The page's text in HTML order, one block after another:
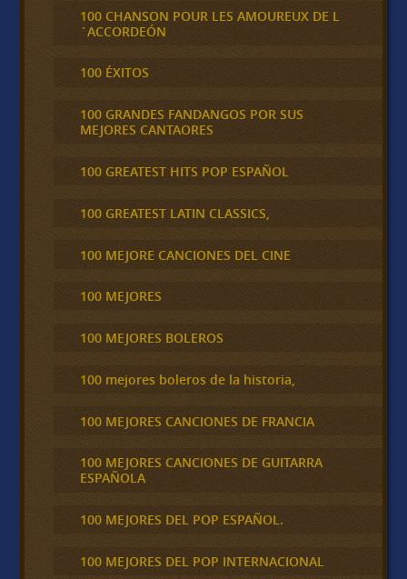
100 CHANSON POUR LES AMOUREUX DE L
´ACCORDEÓN
100 ÉXITOS
100 GRANDES FANDANGOS POR SUS
MEJORES CANTAORES
100 GREATEST HITS POP ESPAÑOL
100 GREATEST LATIN CLASSICS,
100 MEJORE CANCIONES DEL CINE
100 MEJORES
100 MEJORES BOLEROS
100 mejores boleros de la historia,
100 MEJORES CANCIONES DE FRANCIA
100 MEJORES CANCIONES DE GUITARRA
ESPAÑOLA
100 MEJORES DEL POP ESPAÑOL.
100 MEJORES DEL POP INTERNACIONAL